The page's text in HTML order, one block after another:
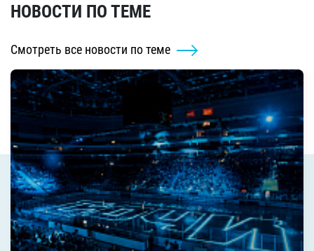
НОВОСТИ ПО ТЕМЕ
Смотреть все новости по теме